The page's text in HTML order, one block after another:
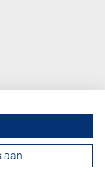
aan